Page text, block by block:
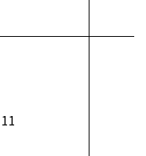
11